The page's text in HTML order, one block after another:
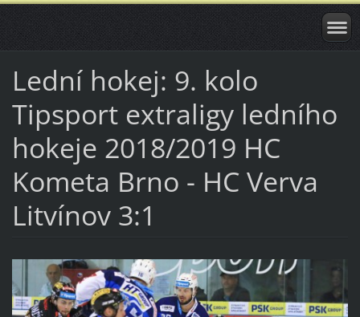
Lední hokej: 9. kolo
Tipsport extraligy ledního
hokeje 2018/2019 HC
Kometa Brno - HC Verva
Litvínov 3:1